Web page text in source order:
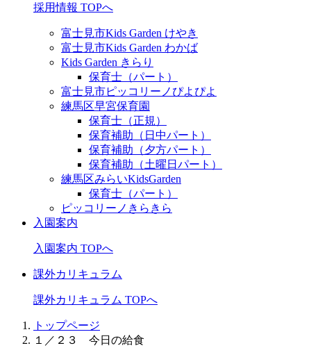
採用情報 TOPへ
富士見市Kids Garden けやき
富士見市Kids Garden わかば
Kids Garden きらり
保育士（パート）
富士見市ピッコリーノぴよぴよ
練馬区早宮保育園
保育士（正規）
保育補助（日中パート）
保育補助（夕方パート）
保育補助（土曜日パート）
練馬区みらいKidsGarden
保育士（パート）
ピッコリーノきらきら
入園案内
入園案内 TOPへ
課外カリキュラム
課外カリキュラム TOPへ
トップページ
１／２３ 今日の給食